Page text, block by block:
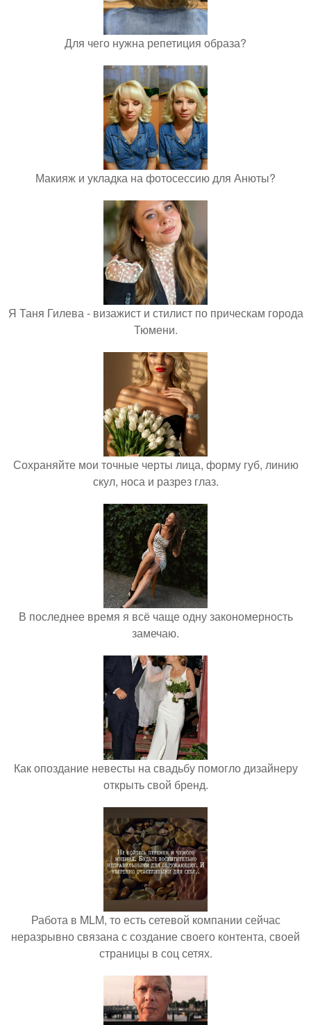
Для чего нужна репетиция образа?
Макияж и укладка на фотосессию для Анюты?
Я Таня Гилева - визажист и стилист по прическам города
Тюмени.
Сохраняйте мои точные черты лица, форму губ, линию
скул, носа и разрез глаз.
В последнее время я всё чаще одну закономерность
замечаю.
Как опоздание невесты на свадьбу помогло дизайнеру
открыть свой бренд.
Работа в MLM, то есть сетевой компании сейчас
неразрывно связана с создание своего контента, своей
страницы в соц сетях.